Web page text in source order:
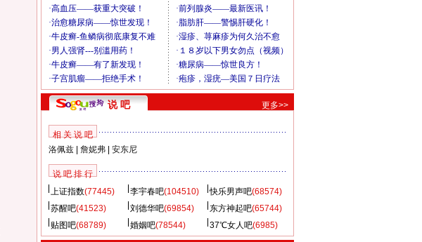
说 吧 更多>>
相 关 说 吧
洛佩兹| 詹妮弗| 安东尼
说 吧 排 行
上证指数(77445) 李宇春吧(104510) 快乐男声吧(68574)
苏醒吧(41523) 刘德华吧(69854) 东方神起吧(65744)
贴图吧(68789) 婚姻吧(78544) 37℃女人吧(6985)